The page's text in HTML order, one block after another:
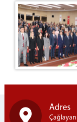
İcra Daireleri
Ziyaret ve Etkinlikler
İLETİŞİM
Adres